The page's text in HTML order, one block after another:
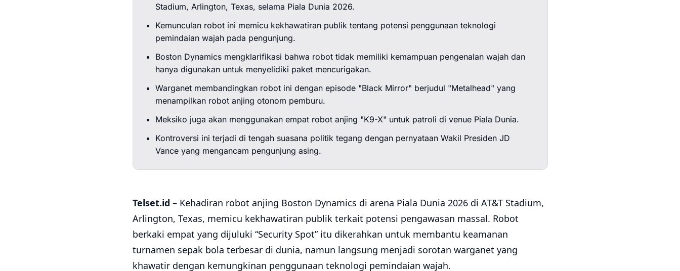
Stadium, Arlington, Texas, selama Piala Dunia 2026.
Kemunculan robot ini memicu kekhawatiran publik tentang potensi penggunaan teknologi
pemindaian wajah pada pengunjung.
Boston Dynamics mengklarifikasi bahwa robot tidak memiliki kemampuan pengenalan wajah dan
hanya digunakan untuk menyelidiki paket mencurigakan.
Warganet membandingkan robot ini dengan episode "Black Mirror" berjudul "Metalhead" yang
menampilkan robot anjing otonom pemburu.
Meksiko juga akan menggunakan empat robot anjing "K9-X" untuk patroli di venue Piala Dunia.
Kontroversi ini terjadi di tengah suasana politik tegang dengan pernyataan Wakil Presiden JD
Vance yang mengancam pengunjung asing.
Telset.id –Kehadiran robot anjing Boston Dynamics di arena Piala Dunia 2026 di AT&T Stadium,
Arlington, Texas, memicu kekhawatiran publik terkait potensi pengawasan massal. Robot
berkaki empat yang dijuluki “Security Spot” itu dikerahkan untuk membantu keamanan
turnamen sepak bola terbesar di dunia, namun langsung menjadi sorotan warganet yang
khawatir dengan kemungkinan penggunaan teknologi pemindaian wajah.